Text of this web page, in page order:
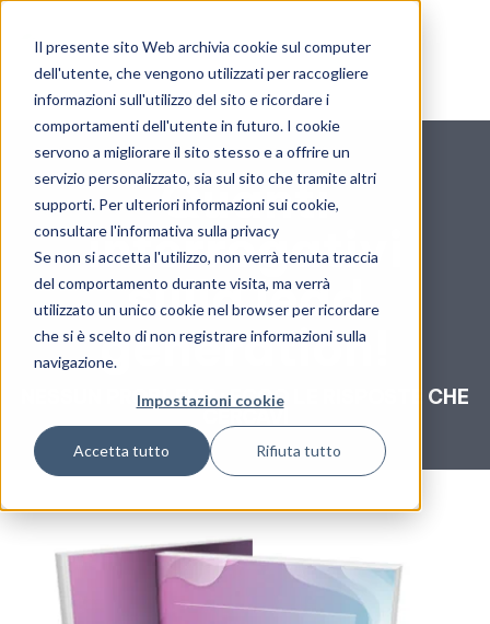
Il presente sito Web archivia cookie sul computer
dell'utente, che vengono utilizzati per raccogliere
informazioni sull'utilizzo del sito e ricordare i
comportamenti dell'utente in futuro. I cookie
servono a migliorare il sito stesso e a offrire un
servizio personalizzato, sia sul sito che tramite altri
supporti. Per ulteriori informazioni sui cookie,
consultare l'informativa sulla privacy
Se non si accetta l'utilizzo, non verrà tenuta traccia
del comportamento durante visita, ma verrà
utilizzato un unico cookie nel browser per ricordare
che si è scelto di non registrare informazioni sulla
navigazione.
Impostazioni cookie
Accetta tutto Rifiuta tutto
Quanti
interrogativi
sulla lead
generation!
NESSUN PROBLEMA: ECCO LE RISPOSTE CHE
CERCAVI